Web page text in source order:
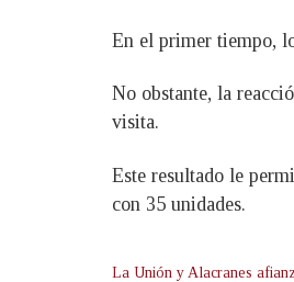
En el primer tiempo,
No obstante, la
visita.
Este resultado le
con 35 unidades.
La Unión y Alacranes